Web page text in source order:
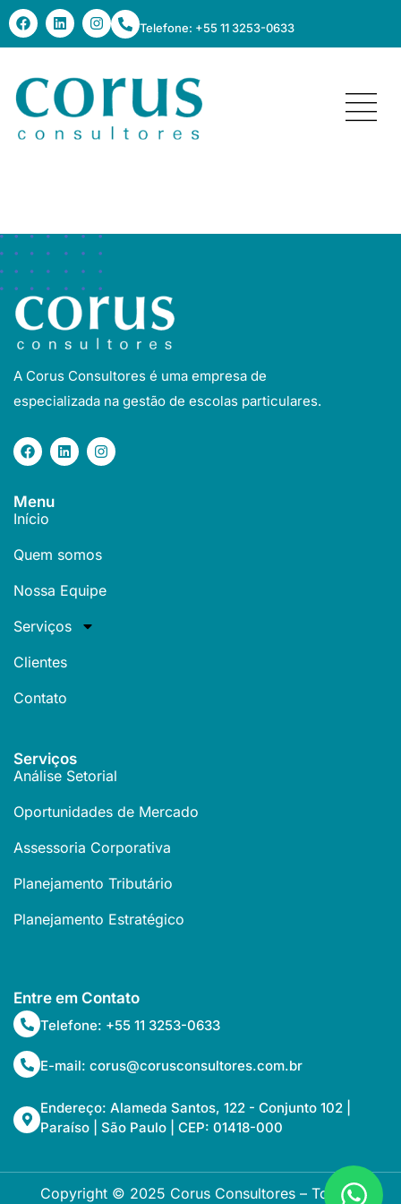
Telefone: +55 11 3253-0633
A Corus Consultores é uma empresa de
especializada na gestão de escolas particulares.
Menu
Início
Quem somos
Nossa Equipe
Serviços
Clientes
Contato
Serviços
Análise Setorial
Oportunidades de Mercado
Assessoria Corporativa
Planejamento Tributário
Planejamento Estratégico
Entre em Contato
Telefone: +55 11 3253-0633
E-mail: corus@corusconsultores.com.br
Endereço: Alameda Santos, 122 - Conjunto 102 |
Paraíso | São Paulo | CEP: 01418-000
Copyright © 2025 Corus Consultores – Todos os